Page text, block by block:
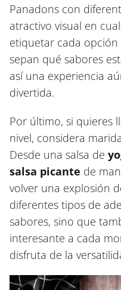
Panadons con
atractivo visual en
etiquetar cada
sepan qué sabores
así una experiencia
divertida.
Por último, si quieres
nivel, considera
Desde una salsa de
salsa picante de
volver una explosión
diferentes tipos de
sabores, sino que
interesante a cada
disfruta de la